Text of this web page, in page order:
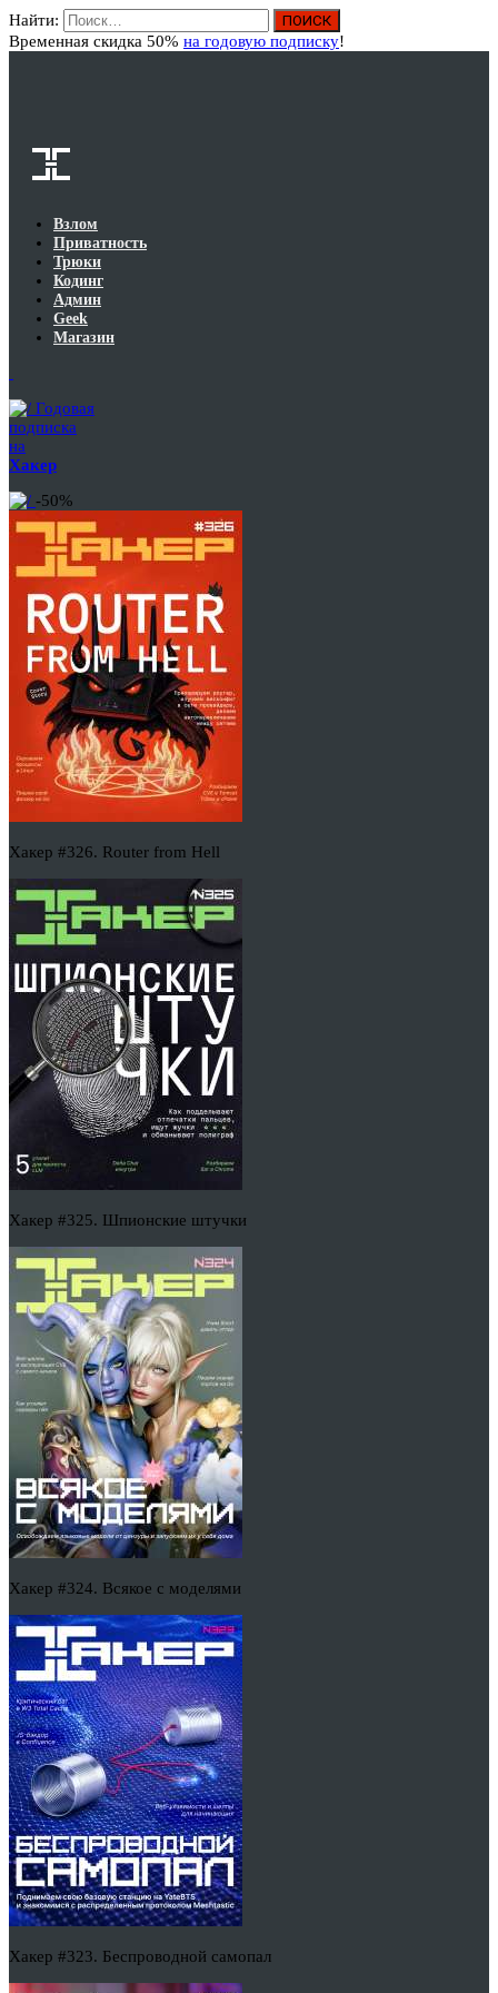
Найти:
Временная скидка 50% на годовую подписку!
Взлом
Приватность
Трюки
Кодинг
Админ
Geek
Магазин
Годовая
подписка
на
Хакер
-50%
Хакер #326. Router from Hell
Хакер #325. Шпионские штучки
Хакер #324. Всякое с моделями
Хакер #323. Беспроводной самопал